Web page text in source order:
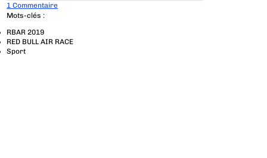
1 Commentaire
Mots-clés :
RBAR 2019
RED BULL AIR RACE
Sport